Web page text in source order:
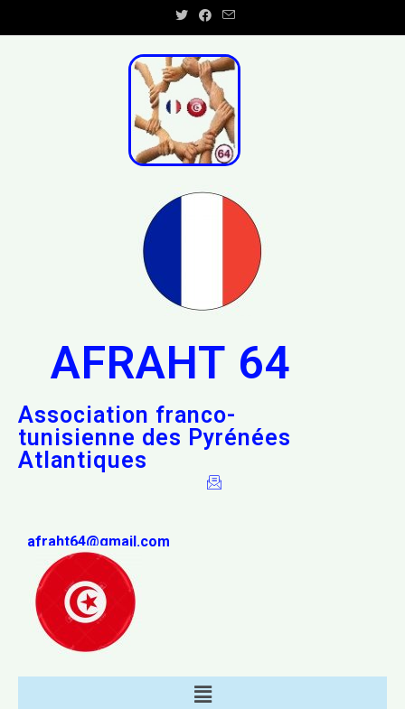
AFRAHT 64
Association franco-
tunisienne des Pyrénées
Atlantiques
afraht64@gmail.com